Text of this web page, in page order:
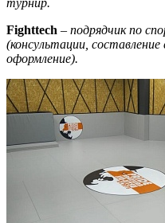
Fighttech – подрядчик по
(консультации,
оформление).